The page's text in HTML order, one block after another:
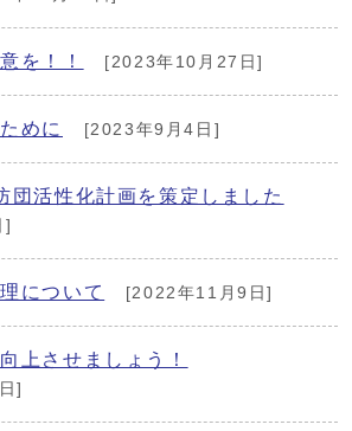
を！！ [2023年10月27日]
めに [2023年9月4日]
団活性化計画を策定しました
]
について [2022年11月9日]
上させましょう！
]